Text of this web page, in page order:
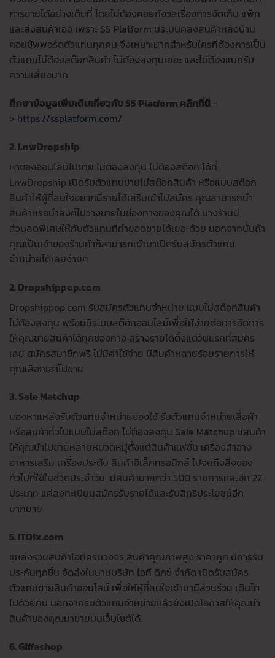
การขายได้อย่างเต็มที่ โดยไม่ต้องคอยกังวลเรื่องการจัดเก็บ แพ็ค
และส่งสินค้าเอง เพราะ SS Platform มีระบบคลังสินค้าหลังบ้าน
คอยซัพพอร์ตตัวแทนทุกคน จึงเหมาะมากสำหรับใครที่ต้องการเป็น
ตัวแทนไม่ต้องสต๊อกสินค้า ไม่ต้องลงทุนเยอะ และไม่ต้องแบกรับ
ความเสี่ยงมาก
ศึกษาข้อมูลเพิ่มเติมเกี่ยวกับ SS Platform คลิกที่นี่ -
> https://ssplatform.com/
2. LnwDropship
หาของออนไลน์ไปขาย ไม่ต้องลงทุน ไม่ต้องสต๊อก ได้ที่
LnwDropship เปิดรับตัวแทนขายไม่สต๊อกสินค้า หรือแบบสต๊อก
สินค้าให้ผู้ที่สนใจอยากมีรายได้เสริมเข้าไปสมัคร คุณสามารถนำ
สินค้าหรือนำลิงค์ไปวางขายในช่องทางของคุณได้ บางร้านมี
ส่วนลดพิเศษให้กับตัวแทนที่ทำยอดขายได้เยอะด้วย นอกจากนั้นถ้า
คุณเป็นเจ้าของร้านค้าก็สามารถเข้ามาเปิดรับสมัครตัวแทน
จำหน่ายได้เลยง่ายๆ
2. Dropshippop.com
Dropshippop.com รับสมัครตัวแทนจำหน่าย แบบไม่สต๊อกสินค้า
ไม่ต้องลงทุน พร้อมมีระบบสต๊อกออนไลน์เพื่อให้ง่ายต่อการจัดการ
ให้คุณขายสินค้าได้ทุกช่องทาง สร้างรายได้ตั้งแต่วันแรกที่สมัคร
เลย สมัครสมาชิกฟรี ไม่มีค่าใช้จ่าย มีสินค้าหลายร้อยรายการให้
คุณเลือกเอาไปขาย
3. Sale Matchup
มองหาแหล่งรับตัวแทนจําหน่ายของใช้ รับตัวแทนจําหน่ายเสื้อผ้า
หรือสินค้าทั่วไปแบบไม่สต๊อก ไม่ต้องลงทุน Sale Matchup มีสินค้า
ให้คุณนำไปขายหลายหมวดหมู่ตั้งแต่สินค้าแฟชั่น เครื่องสำอาง
อาหารเสริม เครื่องประดับ สินค้าอิเล็กทรอนิกส์ ไปจนถึงสิ่งของ
ทั่วไปที่ใช้ในชีวิตประจำวัน มีสินค้ามากกว่า 500 รายการและอีก 22
ประเภท แค่ลงทะเบียนสมัครรับรายได้และรับสิทธิประโยชน์อีก
มากมาย
5. ITDix.com
แหล่งรวมสินค้าไอทีครบวงจร สินค้าคุณภาพสูง ราคาถูก มีการรับ
ประกันทุกชิ้น จัดส่งในนามบริษัท ไอที ดิกซ์ จำกัด เปิดรับสมัคร
ตัวแทนขายสินค้าออนไลน์ เพื่อให้ผู้ที่สนใจเข้ามามีส่วนร่วม เติบโต
ไปด้วยกัน นอกจากรับตัวแทนจำหน่ายแล้วยังเปิดโอกาสให้คุณนำ
สินค้าของคุณมาขายบนเว็บไซต์ได้
6. Giffashop